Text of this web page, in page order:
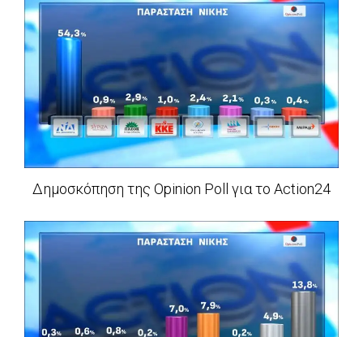
Δημοσκόπηση της Opinion Poll για το Action24